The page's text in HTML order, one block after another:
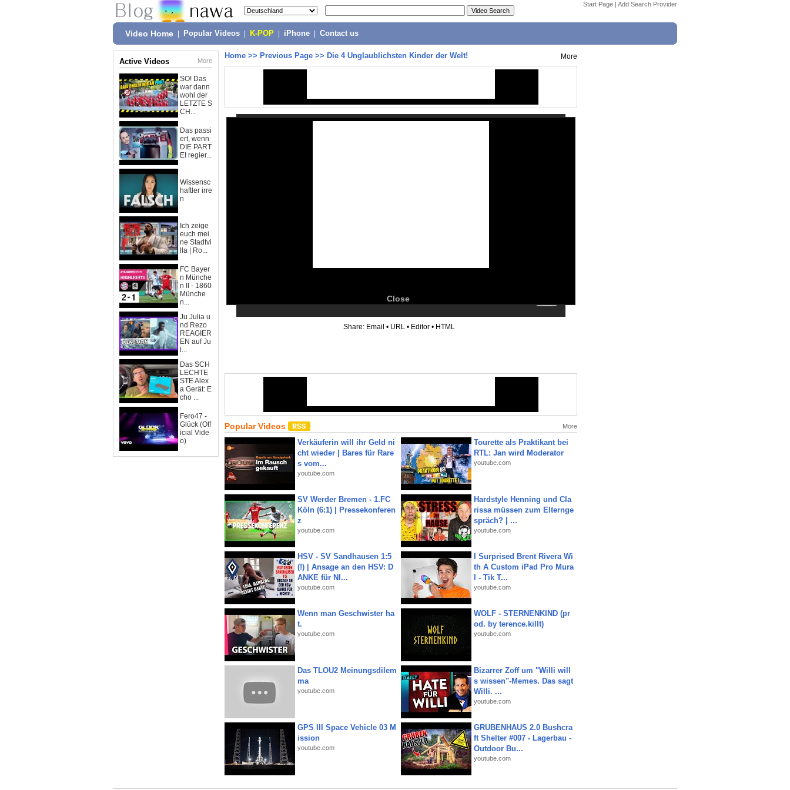
Start Page | Add Search Provider
Video Home Popular Videos K-POP iPhone Contact us
Active Videos More
SO! Das
war dann
wohl der
LETZTE S
CH...
Das passi
ert, wenn
DIE PART
EI regier...
Wissensc
haftler irre
n
Ich zeige
euch mei
ne Stadtvi
lla | Ro...
FC Bayer
n Münche
n II - 1860
Münche
n...
Ju Julia u
nd Rezo
REAGIER
EN auf Ju
l...
Das SCH
LECHTE
STE Alex
a Gerät: E
cho ...
Fero47 -
Glück (Off
icial Vide
o)
Home >> Previous Page >> Die 4 Unglaublichsten Kinder der Welt! More
Close
Share: Email • URL • Editor • HTML
Popular Videos More
Verkäuferin will ihr Geld ni
cht wieder | Bares für Rare
s vom...
youtube.com
Tourette als Praktikant bei
RTL: Jan wird Moderator
youtube.com
SV Werder Bremen - 1.FC
Köln (6:1) | Pressekonferen
z
youtube.com
Hardstyle Henning und Cla
rissa müssen zum Elternge
spräch? | ...
youtube.com
HSV - SV Sandhausen 1:5
(!) | Ansage an den HSV: D
ANKE für NI...
youtube.com
I Surprised Brent Rivera Wi
th A Custom iPad Pro Mura
l - Tik T...
youtube.com
Wenn man Geschwister ha
t.
youtube.com
WOLF - STERNENKIND (pr
od. by terence.killt)
youtube.com
Das TLOU2 Meinungsdilem
ma
youtube.com
Bizarrer Zoff um "Willi will
s wissen"-Memes. Das sagt
Willi. ...
youtube.com
GPS III Space Vehicle 03 M
ission
youtube.com
GRUBENHAUS 2.0 Bushcra
ft Shelter #007 - Lagerbau -
Outdoor Bu...
youtube.com